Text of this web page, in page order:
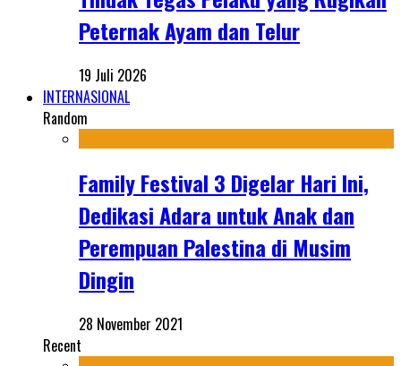
Peternak Ayam dan Telur
19 Juli 2026
INTERNASIONAL
Random
Family Festival 3 Digelar Hari Ini,
Dedikasi Adara untuk Anak dan
Perempuan Palestina di Musim
Dingin
28 November 2021
Recent